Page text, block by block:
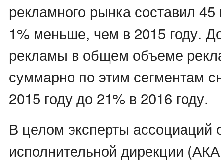
рекламного рынка составил
1% меньше, чем в 2015 году.
рекламы в общем объеме
суммарно по этим сегментам
2015 году до 21% в 2016 году.
В целом эксперты ассоциаций
исполнительной дирекции